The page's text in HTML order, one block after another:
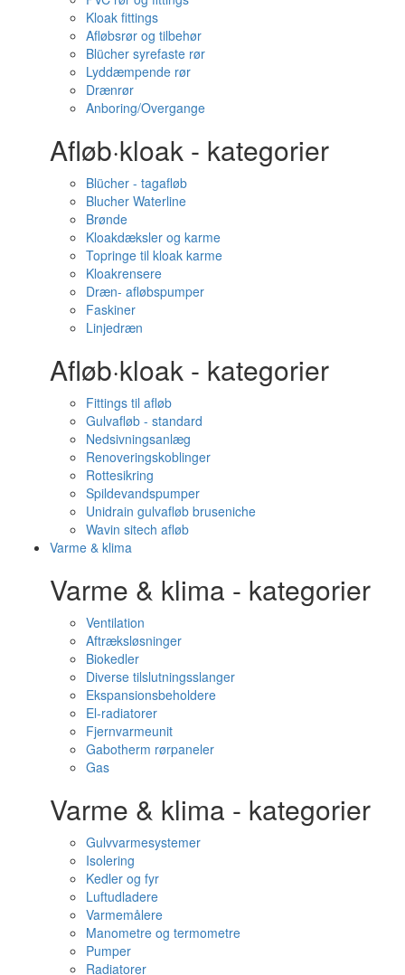
Kloak fittings
Afløbsrør og tilbehør
Blücher syrefaste rør
Lyddæmpende rør
Drænrør
Anboring/Overgange
Afløb·kloak - kategorier
Blücher - tagafløb
Blucher Waterline
Brønde
Kloakdæksler og karme
Topringe til kloak karme
Kloakrensere
Dræn- afløbspumper
Faskiner
Linjedræn
Afløb·kloak - kategorier
Fittings til afløb
Gulvafløb - standard
Nedsivningsanlæg
Renoveringskoblinger
Rottesikring
Spildevandspumper
Unidrain gulvafløb bruseniche
Wavin sitech afløb
Varme & klima
Varme & klima - kategorier
Ventilation
Aftræksløsninger
Biokedler
Diverse tilslutningsslanger
Ekspansionsbeholdere
El-radiatorer
Fjernvarmeunit
Gabotherm rørpaneler
Gas
Varme & klima - kategorier
Gulvvarmesystemer
Isolering
Kedler og fyr
Luftudladere
Varmemålere
Manometre og termometre
Pumper
Radiatorer